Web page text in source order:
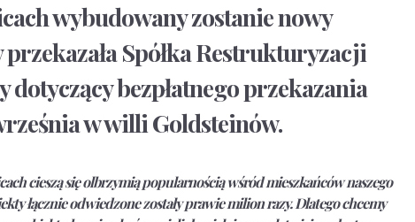
wybudowany zostanie nowy
Spółka Restrukturyzacji
bezpłatnego przekazania
w willi Goldsteinów.
cieszą się olbrzymią popularnością wśród mieszkańców naszego
łącznie odwiedzone zostały prawie milion razy. Dlatego chcemy